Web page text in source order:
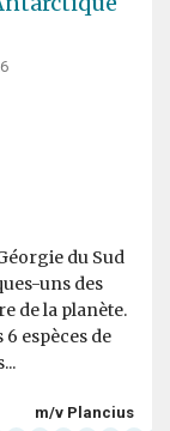
du Sud
uns des
de la planète.
espèces de
m/v Plancius